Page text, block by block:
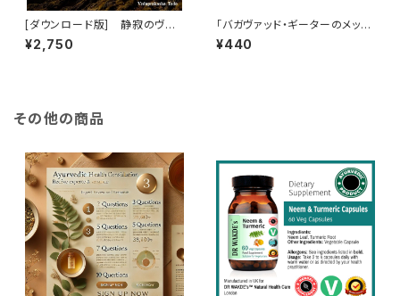
[ダウンロード版] 静寂のヴェ
ーダマントラ サーマヴェーダ
三千年の時を超えたインド音
¥2,750
「バガヴァッド・ギーターのメッセ
ージカード」の日本語訳ダウン
ロード版
¥440
その他の商品